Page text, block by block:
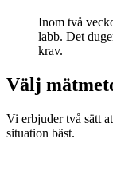
Inom två
labb. Det
krav.
Välj
Vi erbjuder två sätt
situation bäst.